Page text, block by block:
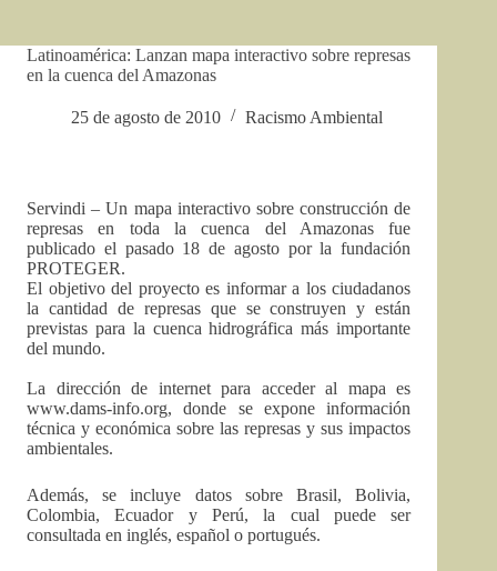
Latinoamérica: Lanzan mapa interactivo sobre represas
en la cuenca del Amazonas
25 de agosto de 2010 Racismo Ambiental
Servindi – Un mapa interactivo sobre construcción de
represas en toda la cuenca del Amazonas fue
publicado el pasado 18 de agosto por la fundación
PROTEGER.
El objetivo del proyecto es informar a los ciudadanos
la cantidad de represas que se construyen y están
previstas para la cuenca hidrográfica más importante
del mundo.
La dirección de internet para acceder al mapa es
www.dams-info.org, donde se expone información
técnica y económica sobre las represas y sus impactos
ambientales.
Además, se incluye datos sobre Brasil, Bolivia,
Colombia, Ecuador y Perú, la cual puede ser
consultada en inglés, español o portugués.